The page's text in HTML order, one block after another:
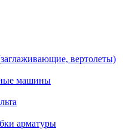
вертолеты)
машины
арматуры